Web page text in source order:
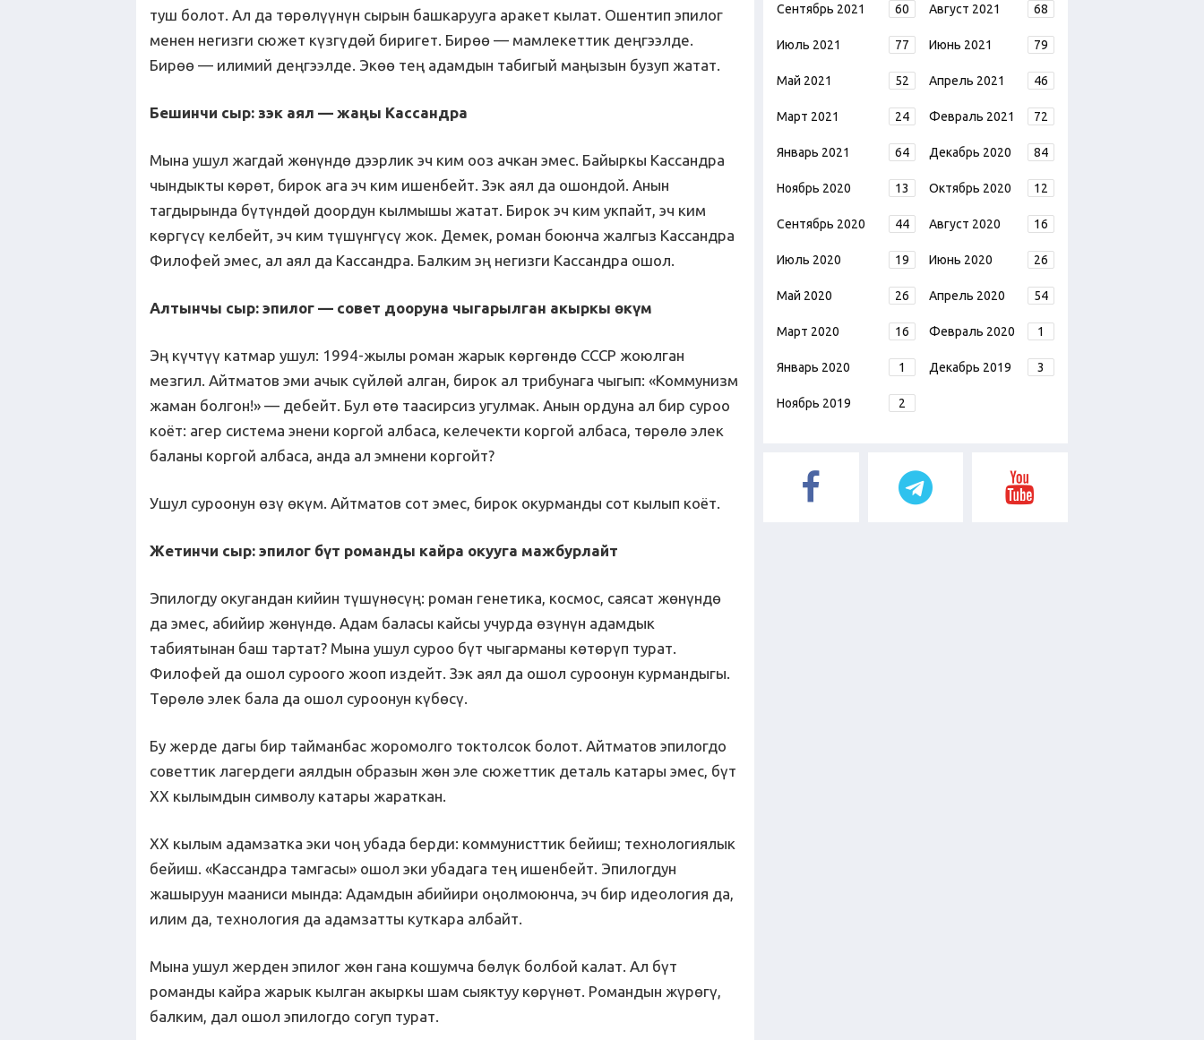
туш болот. Ал да төрөлүүнүн сырын башкарууга аракет кылат. Ошентип эпилог
менен негизги сюжет күзгүдөй биригет. Бирөө — мамлекеттик деңгээлде.
Бирөө — илимий деңгээлде. Экөө тең адамдын табигый маңызын бузуп жатат.
Бешинчи сыр: зэк аял — жаңы Кассандра
Мына ушул жагдай жөнүндө дээрлик эч ким ооз ачкан эмес. Байыркы Кассандра
чындыкты көрөт, бирок ага эч ким ишенбейт. Зэк аял да ошондой. Анын
тагдырында бүтүндөй доордун кылмышы жатат. Бирок эч ким укпайт, эч ким
көргүсү келбейт, эч ким түшүнгүсү жок. Демек, роман боюнча жалгыз Кассандра
Филофей эмес, ал аял да Кассандра. Балким эң негизги Кассандра ошол.
Алтынчы сыр: эпилог — совет дооруна чыгарылган акыркы өкүм
Эң күчтүү катмар ушул: 1994-жылы роман жарык көргөндө СССР жоюлган
мезгил. Айтматов эми ачык сүйлөй алган, бирок ал трибунага чыгып: «Коммунизм
жаман болгон!» — дебейт. Бул өтө таасирсиз угулмак. Анын ордуна ал бир суроо
коёт: агер система энени коргой албаса, келечекти коргой албаса, төрөлө элек
баланы коргой албаса, анда ал эмнени коргойт?
Ушул суроонун өзү өкүм. Айтматов сот эмес, бирок окурманды сот кылып коёт.
Жетинчи сыр: эпилог бүт романды кайра окууга мажбурлайт
Эпилогду окугандан кийин түшүнөсүң: роман генетика, космос, саясат жөнүндө
да эмес, абийир жөнүндө. Адам баласы кайсы учурда өзүнүн адамдык
табиятынан баш тартат? Мына ушул суроо бүт чыгарманы көтөрүп турат.
Филофей да ошол суроого жооп издейт. Зэк аял да ошол суроонун курмандыгы.
Төрөлө элек бала да ошол суроонун күбөсү.
Бу жерде дагы бир тайманбас жоромолго токтолсок болот. Айтматов эпилогдо
советтик лагердеги аялдын образын жөн эле сюжеттик деталь катары эмес, бүт
XX кылымдын символу катары жараткан.
XX кылым адамзатка эки чоң убада берди: коммунисттик бейиш; технологиялык
бейиш. «Кассандра тамгасы» ошол эки убадага тең ишенбейт. Эпилогдун
жашыруун мааниси мында: Адамдын абийири оңолмоюнча, эч бир идеология да,
илим да, технология да адамзатты куткара албайт.
Мына ушул жерден эпилог жөн гана кошумча бөлүк болбой калат. Ал бүт
романды кайра жарык кылган акыркы шам сыяктуу көрүнөт. Романдын жүрөгү,
балким, дал ошол эпилогдо согуп турат.
Сентябрь 2021 60 Август 2021 68
Июль 2021 77 Июнь 2021 79
Май 2021 52 Апрель 2021 46
Март 2021 24 Февраль 2021 72
Январь 2021 64 Декабрь 2020 84
Ноябрь 2020 13 Октябрь 2020 12
Сентябрь 2020 44 Август 2020 16
Июль 2020 19 Июнь 2020 26
Май 2020 26 Апрель 2020 54
Март 2020 16 Февраль 2020 1
Январь 2020 1 Декабрь 2019 3
Ноябрь 2019 2